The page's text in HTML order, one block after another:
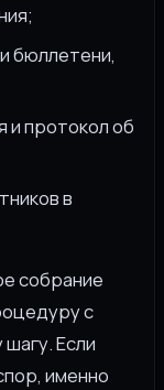
бюллетени,
и протокол об
в
собрание
с
Если
именно